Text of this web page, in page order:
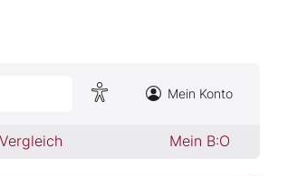
Mein Konto
Mein B:O